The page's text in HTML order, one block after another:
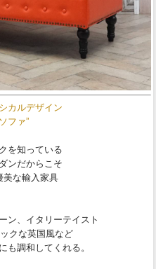
カルデザイン
ファ”
を知っている
ンだからこそ
美な輸入家具
ン、イタリーテイスト
クな英国風など
も調和してくれる。